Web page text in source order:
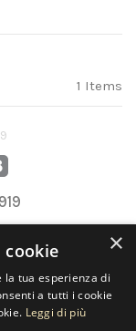
1 Items
×
tua esperienza di
a tutti i cookie
Leggi di più